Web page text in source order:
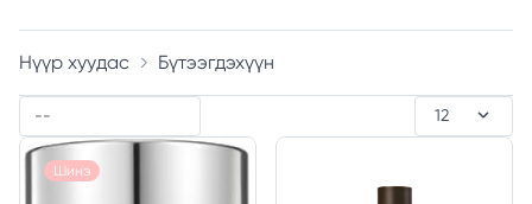
Нүүр хуудас Бүтээгдэхүүн
Шинэ